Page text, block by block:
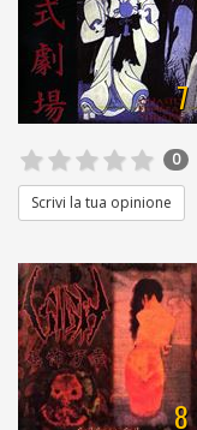
7
0
Scrivi la tua opinione
8